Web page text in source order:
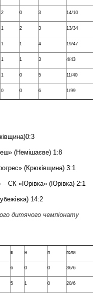
2 0 3 14/10
1 2 3 13/34
1 1 4 19/47
1 1 3 4/43
1 0 5 11/40
0 0 6 1/99
(Немішаєве) 1:8
(Крюківщина) 3:1
– СК «Юрівка» (Юрівка) 2:1
14:2
дитячого чемпіонату
в н п голи
6 0 0 36/6
5 1 0 20/6